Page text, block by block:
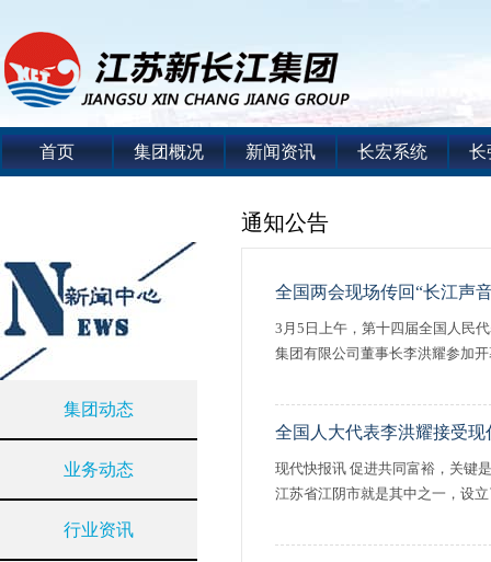
首页 集团概况 新闻资讯 长宏系统 长
集团动态
业务动态
行业资讯
通知公告
全国两会现场传回“长江声
3月5日上午，第十四届全国人民
集团有限公司董事长李洪耀参加
全国人大代表李洪耀接受现
现代快报讯 促进共同富裕，关键
江苏省江阴市就是其中之一，设